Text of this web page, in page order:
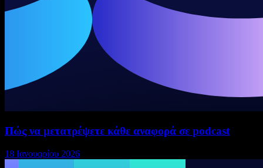
Πώς να μετατρέψετε κάθε αναφορά σε podcast
18 Ιανουαρίου 2026